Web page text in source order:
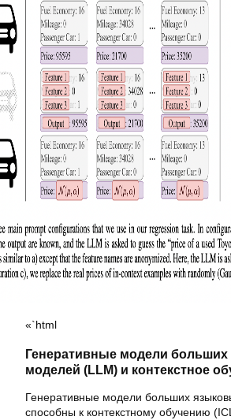
«`html
Генеративные модели
моделей (LLM) и контекстное
Генеративные модели больших
способны к контекстному обучению